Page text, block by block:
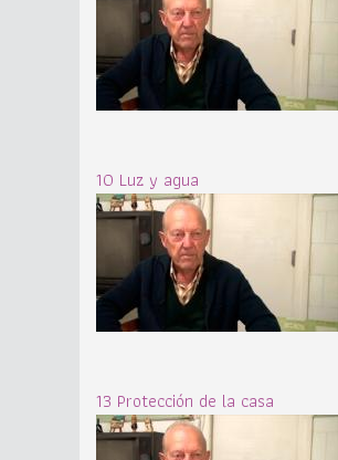
10 Luz y agua
13 Protección de la casa